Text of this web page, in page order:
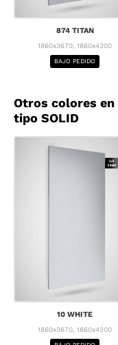
874 TITAN
1860x3670, 1860x4300
BAJO PEDIDO
Otros colores en
tipo SOLID
10 WHITE
1860x3670, 1860x4300